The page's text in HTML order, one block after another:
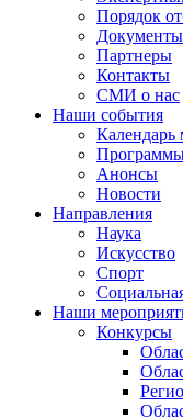
Порядок
Документы
Партнеры
Контакты
СМИ о нас
Наши события
Календарь
Анонсы
Новости
Направления
Наука
Искусство
Спорт
Наши
Конкурсы